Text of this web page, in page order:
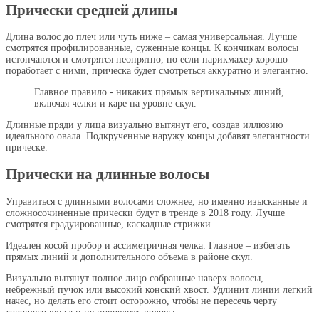
Прически средней длины
Длина волос до плеч или чуть ниже – самая универсальная. Лучше
смотрятся профилированные, суженные концы. К кончикам волосы
истончаются и смотрятся неопрятно, но если парикмахер хорошо
поработает с ними, прическа будет смотреться аккуратно и элегантно.
Главное правило - никаких прямых вертикальных линий,
включая челки и каре на уровне скул.
Длинные пряди у лица визуально вытянут его, создав иллюзию
идеального овала. Подкрученные наружу концы добавят элегантности
прическе.
Прически на длинные волосы
Управиться с длинными волосами сложнее, но именно изысканные и
сложносочиненные прически будут в тренде в 2018 году. Лучше
смотрятся градуированные, каскадные стрижки.
Идеален косой пробор и ассиметричная челка. Главное – избегать
прямых линий и дополнительного объема в районе скул.
Визуально вытянут полное лицо собранные наверх волосы,
небрежный пучок или высокий конский хвост. Удлинит линии легкий
начес, но делать его стоит осторожно, чтобы не пересечь черту